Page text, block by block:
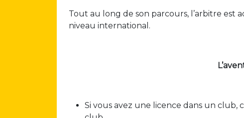
Tout au long de son parcours, l’arbitre est
niveau international.
Si vous avez une licence dans un club,